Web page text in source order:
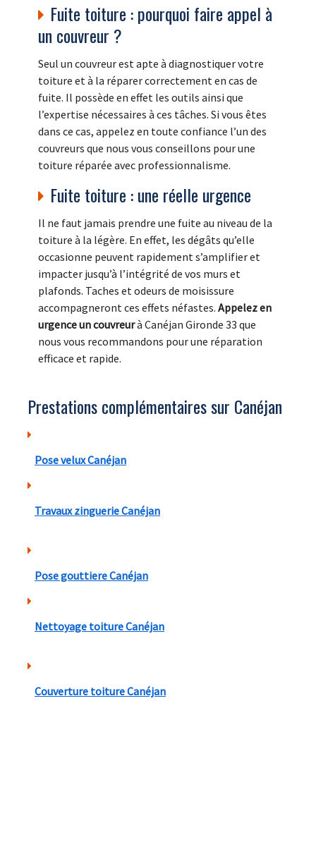
Fuite toiture : pourquoi faire appel à
un couvreur ?
Seul un couvreur est apte à diagnostiquer votre
toiture et à la réparer correctement en cas de
fuite. Il possède en effet les outils ainsi que
l’expertise nécessaires à ces tâches. Si vous êtes
dans ce cas, appelez en toute confiance l’un des
couvreurs que nous vous conseillons pour une
toiture réparée avec professionnalisme.
Fuite toiture : une réelle urgence
Il ne faut jamais prendre une fuite au niveau de la
toiture à la légère. En effet, les dégâts qu’elle
occasionne peuvent rapidement s’amplifier et
impacter jusqu’à l’intégrité de vos murs et
plafonds. Taches et odeurs de moisissure
accompagneront ces effets néfastes. Appelez en
urgence un couvreurà Canéjan Gironde 33 que
nous vous recommandons pour une réparation
efficace et rapide.
Prestations complémentaires sur Canéjan
Pose velux Canéjan
Travaux zinguerie Canéjan
Pose gouttiere Canéjan
Nettoyage toiture Canéjan
Couverture toiture Canéjan